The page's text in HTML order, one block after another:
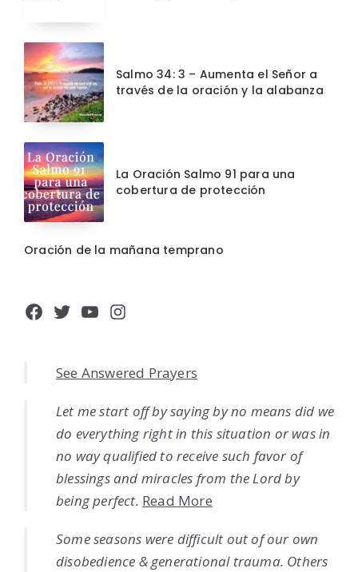
Salmo 34: 3 – Aumenta el Señor a
través de la oración y la alabanza
La Oración Salmo 91 para una
cobertura de protección
Oración de la mañana temprano
Facebook
Twitter
YouTube
Instagram
See Answered Prayers
Let me start off by saying by no means did we
do everything right in this situation or was in
no way qualified to receive such favor of
blessings and miracles from the Lord by
being perfect. Read More
Some seasons were difficult out of our own
disobedience & generational trauma. Others